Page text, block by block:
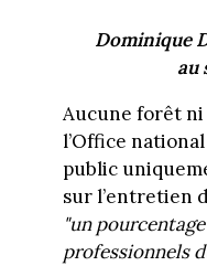
Dominique
au
Aucune forêt ni
l’Office
public
sur l’entretien
"un
professionnels